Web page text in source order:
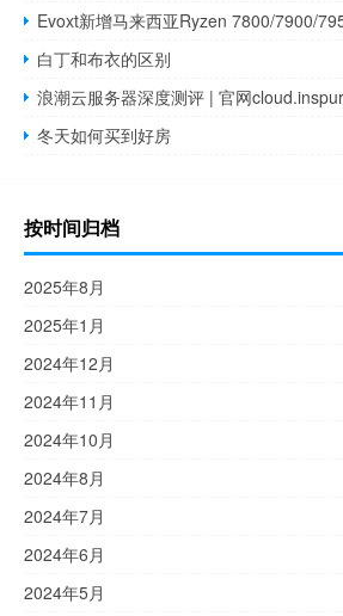
白丁和布衣的区别
冬天如何买到好房
按时间归档
2025年8月
2025年1月
2024年12月
2024年11月
2024年10月
2024年8月
2024年7月
2024年6月
2024年5月